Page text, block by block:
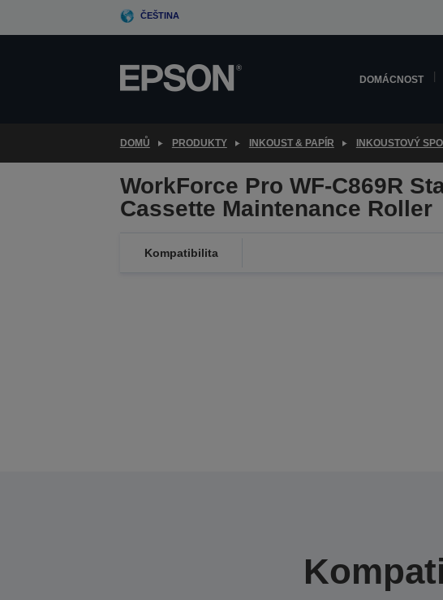
ČEŠTINA
DOMÁCNOST
DOMŮ PRODUKTY INKOUST & PAPÍR INKOUSTOVÝ
WorkForce Pro WF-C869R
Cassette Maintenance Roller
Kompatibilita